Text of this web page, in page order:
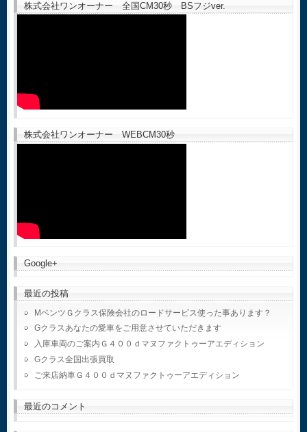
株式会社ワンオーナー 全国CM30秒 BSフジver.
株式会社ワンオーナー WEBCM30秒
Google+
最近の投稿
MベンツＧクラス保険会社のロードサービス使った事あります？
Gクラスあなたの愛車をご用意させていただきます
入庫車両のご案内Ｇ４００ｄマヌファクトゥーアエディション
Gクラス全国出張買取
ご来店納車Ｇ４００ｄマヌファクトゥーアエディション
最近のコメント